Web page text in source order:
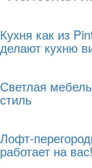
Кухня как из
делают кухню
Светлая
стиль
Лофт-
работает на вас!